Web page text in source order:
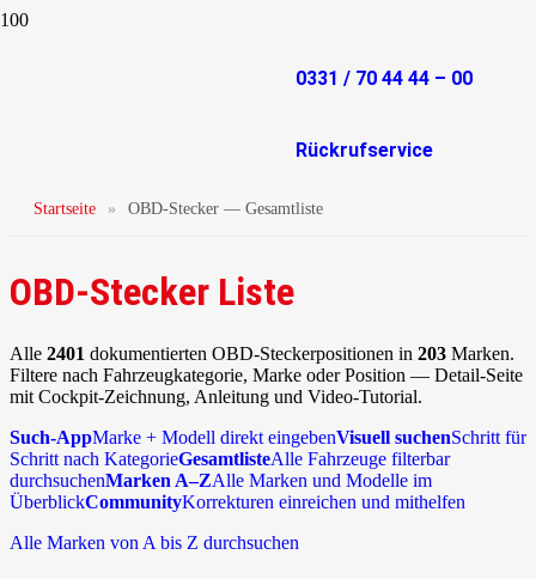
0331 / 70 44 44 – 00
Rückrufservice
Startseite » OBD-Stecker — Gesamtliste
OBD-Stecker Liste
Alle 2401 dokumentierten OBD-Steckerpositionen in 203 Marken.
Filtere nach Fahrzeugkategorie, Marke oder Position — Detail-Seite
mit Cockpit-Zeichnung, Anleitung und Video-Tutorial.
Such-AppMarke + Modell direkt eingebenVisuell suchenSchritt für
Schritt nach KategorieGesamtlisteAlle Fahrzeuge filterbar
durchsuchenMarken A–ZAlle Marken und Modelle im
ÜberblickCommunityKorrekturen einreichen und mithelfen
Alle Marken von A bis Z durchsuchen